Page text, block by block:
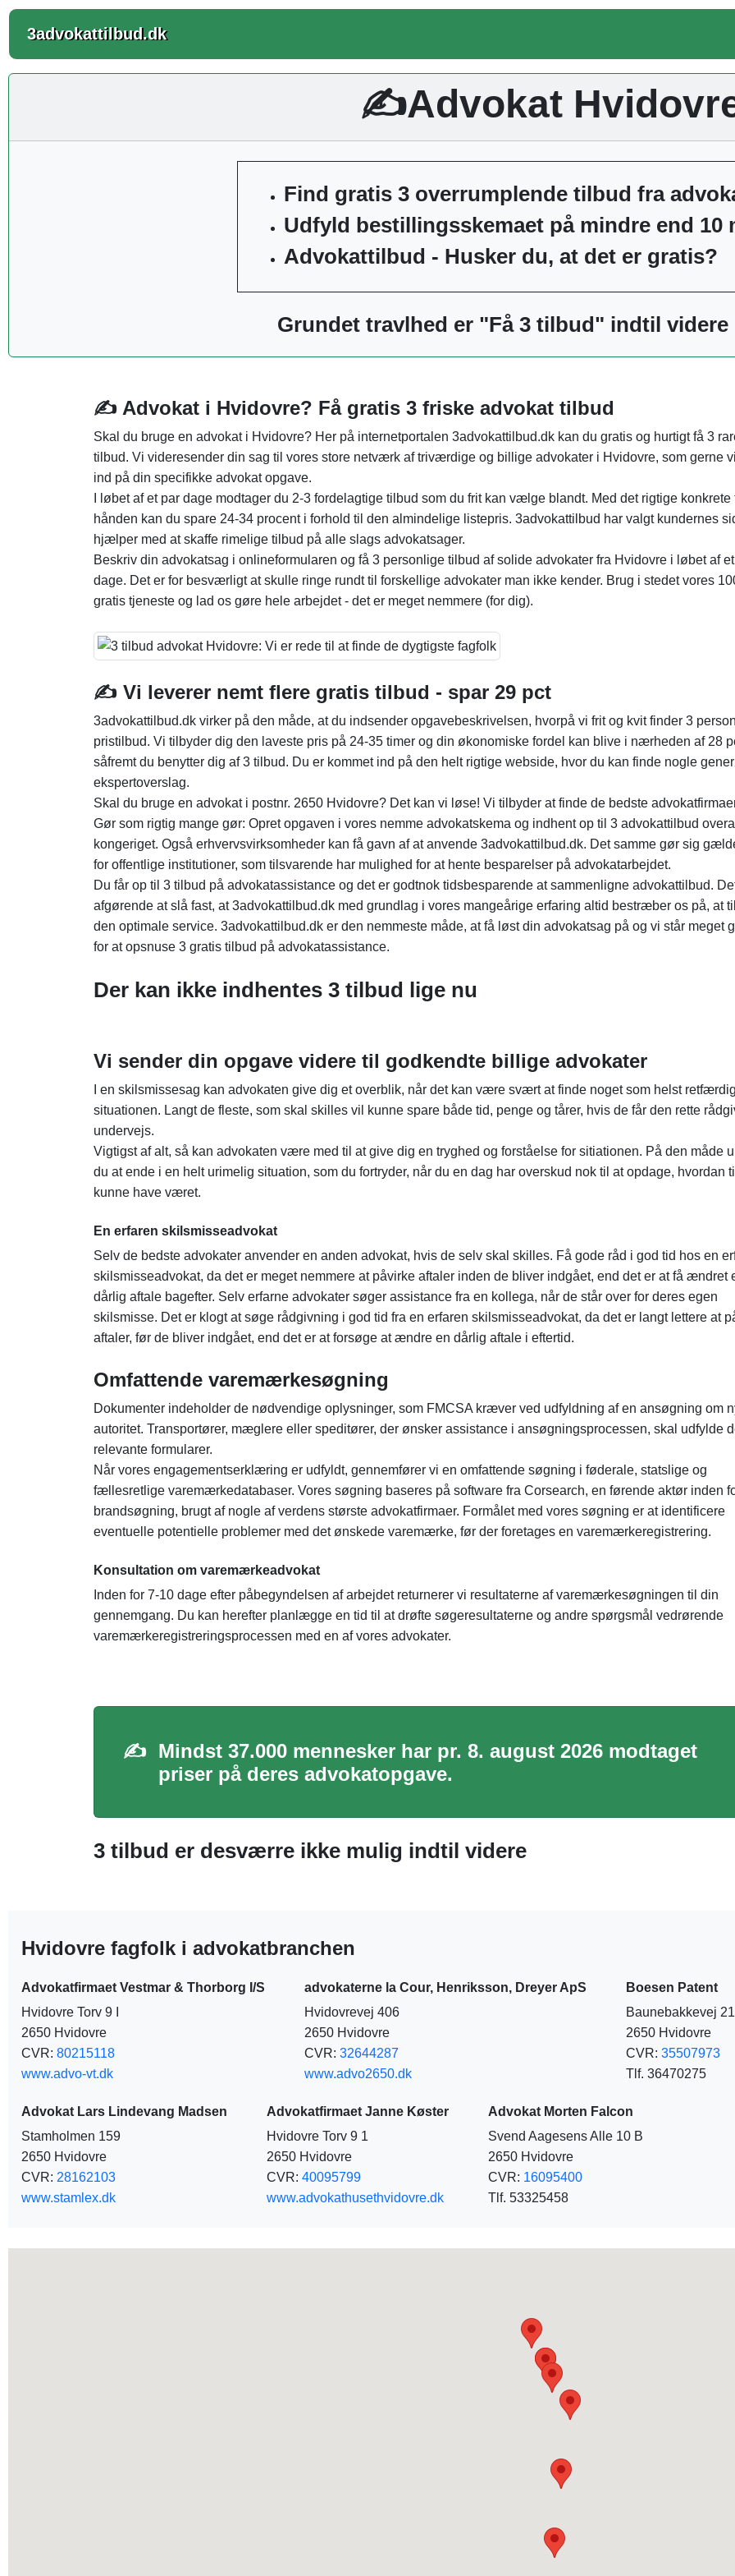
3advokattilbud.dk
✍️Advokat
Find gratis 3 overrumplende tilbud fra
Udfyld bestillingsskemaet på mindre end 10
Advokattilbud - Husker du, at det er gratis?
Grundet travlhed er "Få 3 tilbud" indtil videre
✍️ Advokat i Hvidovre? Få gratis 3 friske advokat tilbud
Skal du bruge en advokat i Hvidovre? Her på internetportalen 3advokattilbud.dk kan du gratis og hurtigt få 3
tilbud. Vi videresender din sag til vores store netværk af triværdige og billige advokater i Hvidovre, som gerne
ind på din specifikke advokat opgave.
I løbet af et par dage modtager du 2-3 fordelagtige tilbud som du frit kan vælge blandt. Med det rigtige konkrete
hånden kan du spare 24-34 procent i forhold til den almindelige listepris. 3advokattilbud har valgt kundernes
hjælper med at skaffe rimelige tilbud på alle slags advokatsager.
Beskriv din advokatsag i onlineformularen og få 3 personlige tilbud af solide advokater fra Hvidovre i løbet af
dage. Det er for besværligt at skulle ringe rundt til forskellige advokater man ikke kender. Brug i stedet vores
gratis tjeneste og lad os gøre hele arbejdet - det er meget nemmere (for dig).
✍️ Vi leverer nemt flere gratis tilbud - spar 29 pct
3advokattilbud.dk virker på den måde, at du indsender opgavebeskrivelsen, hvorpå vi frit og kvit finder 3
pristilbud. Vi tilbyder dig den laveste pris på 24-35 timer og din økonomiske fordel kan blive i nærheden af 28
såfremt du benytter dig af 3 tilbud. Du er kommet ind på den helt rigtige webside, hvor du kan finde nogle
ekspertoverslag.
Skal du bruge en advokat i postnr. 2650 Hvidovre? Det kan vi løse! Vi tilbyder at finde de bedste
Gør som rigtig mange gør: Opret opgaven i vores nemme advokatskema og indhent op til 3 advokattilbud
kongeriget. Også erhvervsvirksomheder kan få gavn af at anvende 3advokattilbud.dk. Det samme gør sig
for offentlige institutioner, som tilsvarende har mulighed for at hente besparelser på advokatarbejdet.
Du får op til 3 tilbud på advokatassistance og det er godtnok tidsbesparende at sammenligne advokattilbud.
afgørende at slå fast, at 3advokattilbud.dk med grundlag i vores mangeårige erfaring altid bestræber os på, at
den optimale service. 3advokattilbud.dk er den nemmeste måde, at få løst din advokatsag på og vi står meget
for at opsnuse 3 gratis tilbud på advokatassistance.
Der kan ikke indhentes 3 tilbud lige nu
Vi sender din opgave videre til godkendte billige advokater
I en skilsmissesag kan advokaten give dig et overblik, når det kan være svært at finde noget som helst
situationen. Langt de fleste, som skal skilles vil kunne spare både tid, penge og tårer, hvis de får den rette
undervejs.
Vigtigst af alt, så kan advokaten være med til at give dig en tryghed og forståelse for sitiationen. På den måde
du at ende i en helt urimelig situation, som du fortryder, når du en dag har overskud nok til at opdage, hvordan
kunne have været.
En erfaren skilsmisseadvokat
Selv de bedste advokater anvender en anden advokat, hvis de selv skal skilles. Få gode råd i god tid hos en
skilsmisseadvokat, da det er meget nemmere at påvirke aftaler inden de bliver indgået, end det er at få ændret
dårlig aftale bagefter. Selv erfarne advokater søger assistance fra en kollega, når de står over for deres egen
skilsmisse. Det er klogt at søge rådgivning i god tid fra en erfaren skilsmisseadvokat, da det er langt lettere at
aftaler, før de bliver indgået, end det er at forsøge at ændre en dårlig aftale i eftertid.
Omfattende varemærkesøgning
Dokumenter indeholder de nødvendige oplysninger, som FMCSA kræver ved udfyldning af en ansøgning om
autoritet. Transportører, mæglere eller speditører, der ønsker assistance i ansøgningsprocessen, skal udfylde
relevante formularer.
Når vores engagementserklæring er udfyldt, gennemfører vi en omfattende søgning i føderale, statslige og
fællesretlige varemærkedatabaser. Vores søgning baseres på software fra Corsearch, en førende aktør inden
brandsøgning, brugt af nogle af verdens største advokatfirmaer. Formålet med vores søgning er at identificere
eventuelle potentielle problemer med det ønskede varemærke, før der foretages en varemærkeregistrering.
Konsultation om varemærkeadvokat
Inden for 7-10 dage efter påbegyndelsen af arbejdet returnerer vi resultaterne af varemærkesøgningen til din
gennemgang. Du kan herefter planlægge en tid til at drøfte søgeresultaterne og andre spørgsmål vedrørende
varemærkeregistreringsprocessen med en af vores advokater.
✍️ Mindst 37.000 mennesker har pr. 8. august 2026 modtaget
priser på deres advokatopgave.
3 tilbud er desværre ikke mulig indtil videre
Hvidovre fagfolk i advokatbranchen
Advokatfirmaet Vestmar & Thorborg I/S
Hvidovre Torv 9 I
2650 Hvidovre
CVR: 80215118
www.advo-vt.dk
advokaterne la Cour, Henriksson, Dreyer ApS
Hvidovrevej 406
2650 Hvidovre
CVR: 32644287
www.advo2650.dk
Boesen Patent
Baunebakkevej 21
2650 Hvidovre
CVR: 35507973
Tlf. 36470275
Advokat Lars Lindevang Madsen
Stamholmen 159
2650 Hvidovre
CVR: 28162103
www.stamlex.dk
Advokatfirmaet Janne Køster
Hvidovre Torv 9 1
2650 Hvidovre
CVR: 40095799
www.advokathusethvidovre.dk
Advokat Morten Falcon
Svend Aagesens Alle 10 B
2650 Hvidovre
CVR: 16095400
Tlf. 53325458